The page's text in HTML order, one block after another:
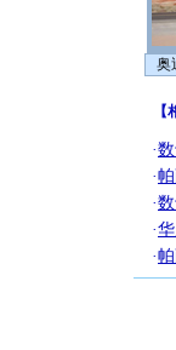
奥
【
·
·
·
·
·